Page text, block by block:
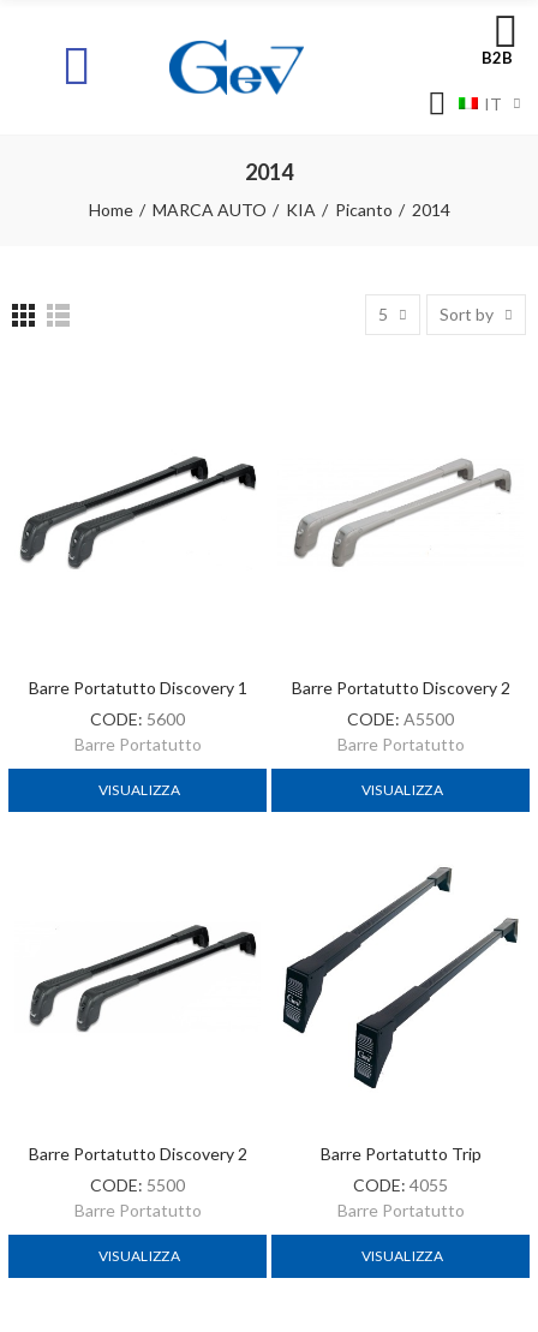
B2B
IT
2014
Home MARCA AUTO KIA Picanto 2014
5 Sort by
Barre Portatutto Discovery 1
CODE: 5600
Barre Portatutto
VISUALIZZA
Barre Portatutto Discovery 2
CODE: A5500
Barre Portatutto
VISUALIZZA
Barre Portatutto Discovery 2
CODE: 5500
Barre Portatutto
VISUALIZZA
Barre Portatutto Trip
CODE: 4055
Barre Portatutto
VISUALIZZA